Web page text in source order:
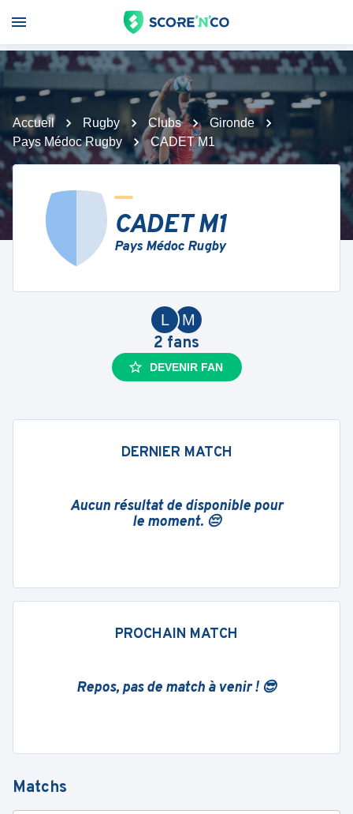
Accueil Rugby Clubs
Gironde
Pays Médoc Rugby
CADET M1
CADET M1
Pays Médoc Rugby
M
L
2 fans
DEVENIR FAN
DERNIER MATCH
Aucun résultat de disponible pour
le moment. 😔
PROCHAIN MATCH
Repos, pas de match à venir ! 😎
Matchs